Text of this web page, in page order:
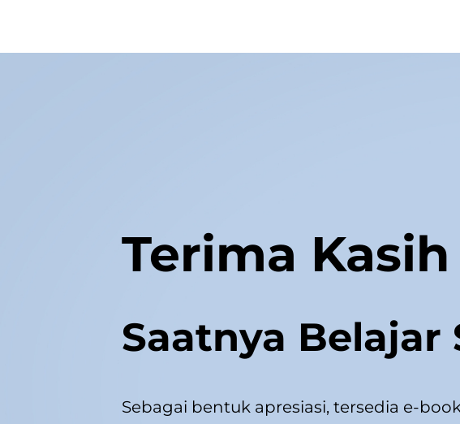
Terima
Sebagai bentuk apresiasi, tersedia e-